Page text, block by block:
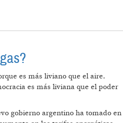
es más liviano que el aire.
es más liviana que el poder
gobierno argentino ha tomado en